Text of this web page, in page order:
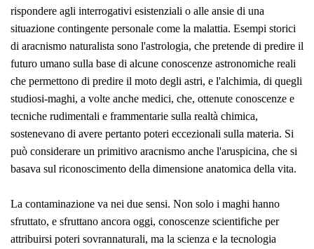
rispondere agli interrogativi esistenziali o alle ansie di una
situazione contingente personale come la malattia. Esempi storici
di aracnismo naturalista sono l'astrologia, che pretende di predire il
futuro umano sulla base di alcune conoscenze astronomiche reali
che permettono di predire il moto degli astri, e l'alchimia, di quegli
studiosi-maghi, a volte anche medici, che, ottenute conoscenze e
tecniche rudimentali e frammentarie sulla realtà chimica,
sostenevano di avere pertanto poteri eccezionali sulla materia. Si
può considerare un primitivo aracnismo anche l'aruspicina, che si
basava sul riconoscimento della dimensione anatomica della vita.
La contaminazione va nei due sensi. Non solo i maghi hanno
sfruttato, e sfruttano ancora oggi, conoscenze scientifiche per
attribuirsi poteri sovrannaturali, ma la scienza e la tecnologia